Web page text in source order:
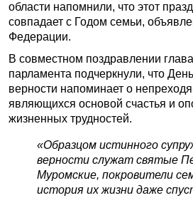
области напомнили, что этот
совпадает с Годом семьи,
Федерации.
В совместном поздравлении
парламента подчеркнули, что
верности напоминает о
являющихся основой счастья и
жизненных трудностей.
«Образцом истинного
верности служат святые
Муромские, покровители
история их жизни даже